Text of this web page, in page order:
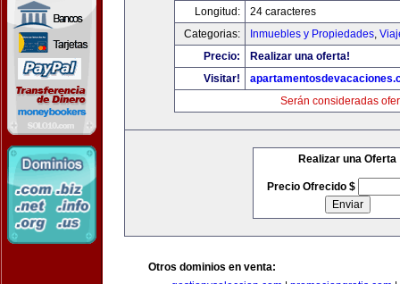
Longitud:
24 caracteres
Categorias:
Inmuebles y Propiedades,
Precio:
Realizar una oferta!
Visitar!
Serán consideradas
Realizar una Oferta
Precio Ofrecido $
Otros dominios en venta: